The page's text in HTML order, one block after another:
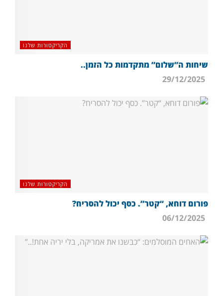
הקריקטורות שלנו
שיחות ה”שלום” מתקדמות כל הזמן..
הקריקטורות שלנו
פורום דוחא, “קטר”. כסף יכול להסריח?